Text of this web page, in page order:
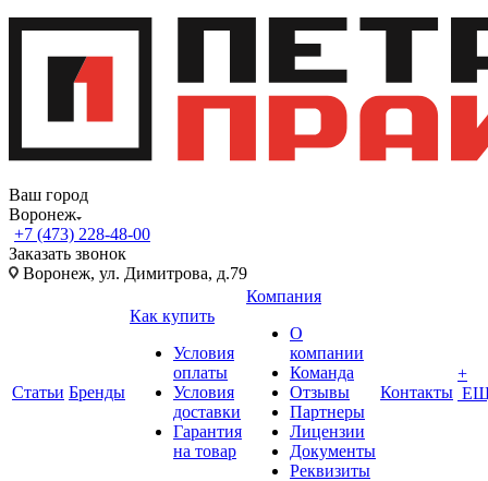
Ваш город
Воронеж
+7 (473) 228-48-00
Заказать звонок
Воронеж, ул. Димитрова, д.79
Статьи Бренды
Как купить
Условия
оплаты
Условия
доставки
Гарантия
на товар
Компания
О
компании
Команда
Отзывы
Партнеры
Лицензии
Документы
Реквизиты
Контакты
+